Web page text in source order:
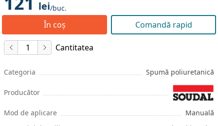
lei/buc.
În coș Comandă rapid
Cantitatea
Categoria Spumă poliuretanică
Producător
Mod de aplicare
Manuală